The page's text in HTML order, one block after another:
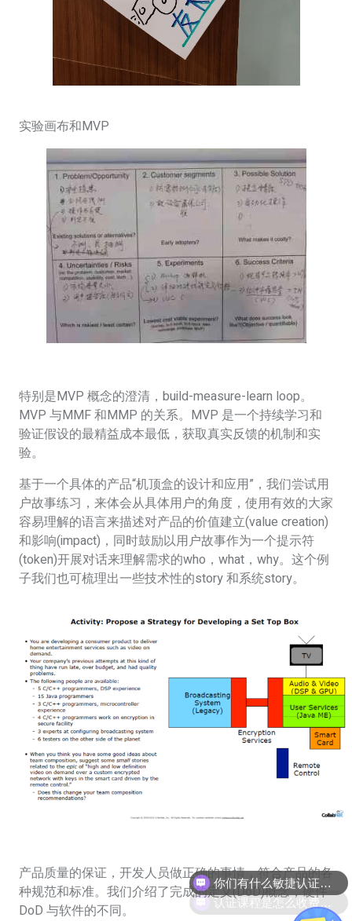
实验画布和MVP
特别是MVP 概念的澄清，build-measure-learn loop。
MVP 与MMF 和MMP 的关系。MVP 是一个持续学习和
验证假设的最精益成本最低，获取真实反馈的机制和实
验。
基于一个具体的产品“机顶盒的设计和应用”，我们尝试用
户故事练习，来体会从具体用户的角度，使用有效的大家
容易理解的语言来描述对产品的价值建立(value creation)
和影响(impact)，同时鼓励以用户故事作为一个提示符
(token)开展对话来理解需求的who，what，why。这个例
子我们也可梳理出一些技术性的story 和系统story。
产品质量的保证，开发人员做正确的事情，符合产品的各
种规范和标准。我们介绍了完成的定义(DoD)概念，硬件
DoD 与软件的不同。
认证课程是怎么收费的呢